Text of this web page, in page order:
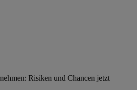
Risiken und Chancen jetzt